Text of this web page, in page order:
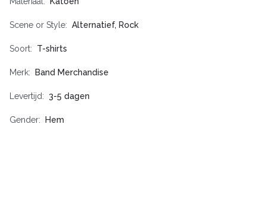
Scene or Style Alternatief, Rock
Soort T-shirts
Merk Band Merchandise
Levertijd 3-5 dagen
Gender Hem